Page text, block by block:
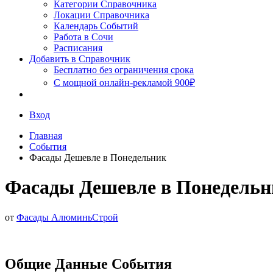
Категории Справочника
Локации Справочника
Календарь Событий
Работа в Сочи
Расписания
Добавить в Справочник
Бесплатно без ограничения срока
С мощной онлайн-рекламой 900₽
Вход
Главная
События
Фасады Дешевле в Понедельник
Фасады Дешевле в
от Фасады АлюминьСтрой
Общие Данные События